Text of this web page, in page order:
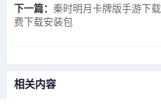
下一篇： 秦时明月卡牌版手游下
费下载安装包
相关内容